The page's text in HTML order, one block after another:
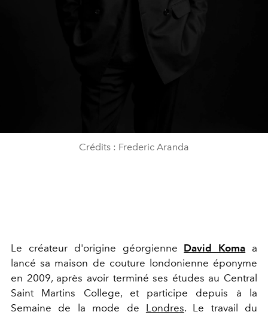
Crédits : Frederic Aranda
Le créateur d'origine géorgienne David Koma a
lancé sa maison de couture londonienne éponyme
en 2009, après avoir terminé ses études au Central
Saint Martins College, et participe depuis à la
Semaine de la mode de Londres. Le travail du